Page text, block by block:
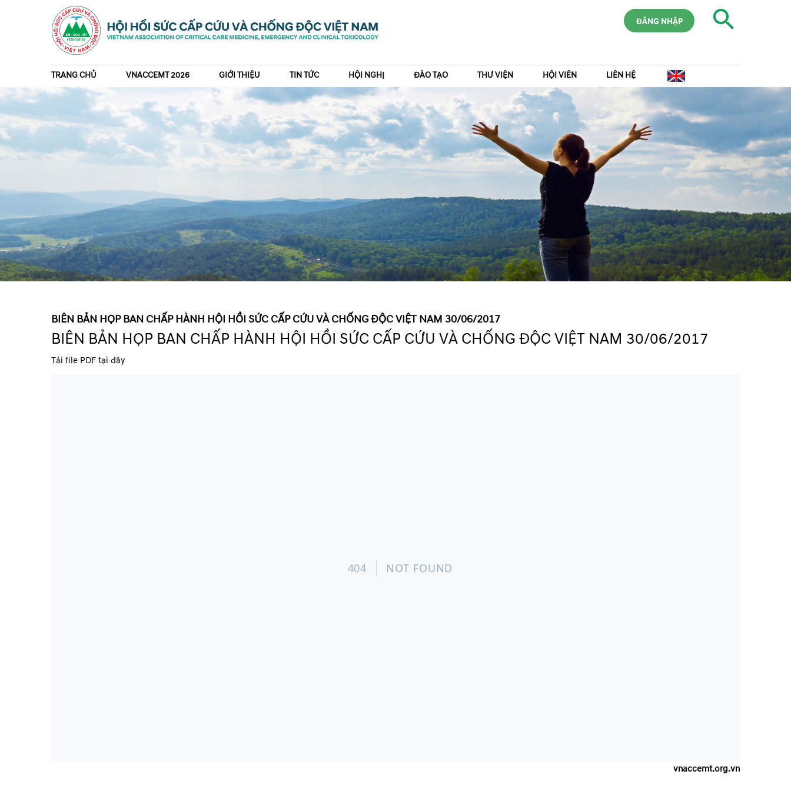
ĐĂNG NHẬP
TRANG CHỦ VNACCEMT 2026 GIỚI THIỆU TIN TỨC HỘI NGHỊ ĐÀO TẠO THƯ VIỆN HỘI VIÊN LIÊN HỆ
BIÊN BẢN HỌP BAN CHẤP HÀNH HỘI HỒI SỨC CẤP CỨU VÀ CHỐNG ĐỘC VIỆT NAM 30/06/2017
BIÊN BẢN HỌP BAN CHẤP HÀNH HỘI HỒI SỨC CẤP CỨU VÀ CHỐNG ĐỘC VIỆT NAM 30/06/2017
Tải file PDF tại đây
vnaccemt.org.vn